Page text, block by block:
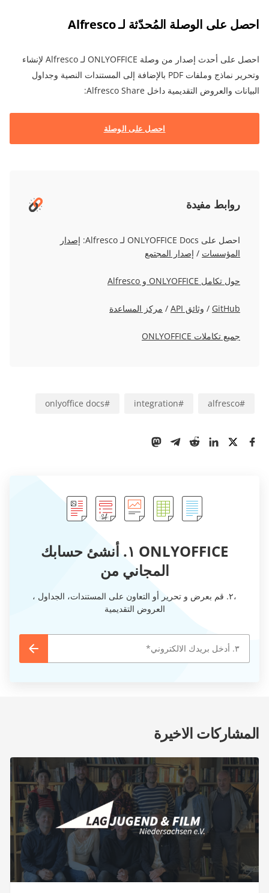
احصل على الوصلة المُحدّثة لـ Alfresco
احصل على أحدث إصدار من وصلة ONLYOFFICE لـ Alfresco لإنشاء
وتحرير نماذج وملفات PDF بالإضافة إلى المستندات النصية وجداول
البيانات والعروض التقديمية داخل Alfresco Share:
احصل على الوصلة
روابط مفيدة
احصل على ONLYOFFICE Docs لـ Alfresco:
إصدار
المؤسسات / إصدار المجتمع
حول تكامل ONLYOFFICE و Alfresco
GitHub
/ وثائق API / مركز المساعدة
جميع تكاملات ONLYOFFICE
#
alfresco
#
integration
#
onlyoffice docs
ONLYOFFICE ١. أنشئ حسابك
المجاني من
،٢. قم بعرض و تحرير أو التعاون على المستندات، الجداول ،
العروض التقديمية
المشاركات الاخيرة